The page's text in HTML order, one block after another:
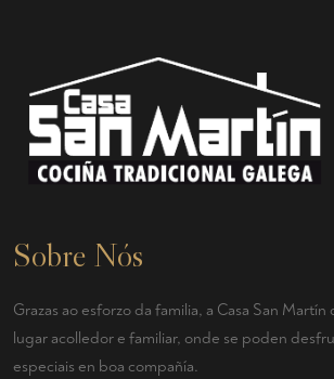
Sobre Nós
Grazas ao esforzo da familia, a Casa San
lugar acolledor e familiar, onde se poden
especiais en boa compañía.